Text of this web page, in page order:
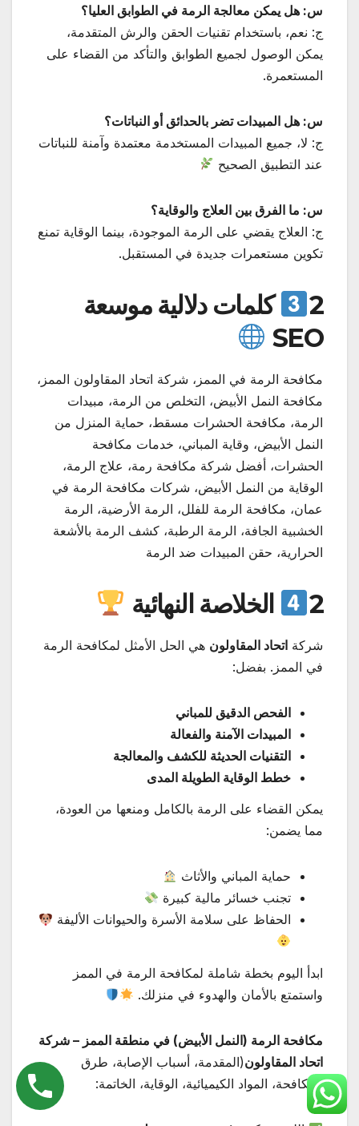
س: هل يمكن معالجة الرمة في الطوابق العليا؟
ج: نعم، باستخدام تقنيات الحقن والرش المتقدمة،
يمكن الوصول لجميع الطوابق والتأكد من القضاء على
المستعمرة.
س: هل المبيدات تضر بالحدائق أو النباتات؟
ج: لا، جميع المبيدات المستخدمة معتمدة وآمنة للنباتات
عند التطبيق الصحيح
س: ما الفرق بين العلاج والوقاية؟
ج: العلاج يقضي على الرمة الموجودة، بينما الوقاية تمنع
تكوين مستعمرات جديدة في المستقبل.
2
كلمات دلالية موسعة
SEO
مكافحة الرمة في الممز، شركة اتحاد المقاولون الممز،
مكافحة النمل الأبيض، التخلص من الرمة، مبيدات
الرمة، مكافحة الحشرات مسقط، حماية المنزل من
النمل الأبيض، وقاية المباني، خدمات مكافحة
الحشرات، أفضل شركة مكافحة رمة، علاج الرمة،
الوقاية من النمل الأبيض، شركات مكافحة الرمة في
عمان، مكافحة الرمة للفلل، الرمة الأرضية، الرمة
الخشبية الجافة، الرمة الرطبة، كشف الرمة بالأشعة
الحرارية، حقن المبيدات ضد الرمة
2 الخلاصة النهائية
شركة اتحاد المقاولون هي الحل الأمثل لمكافحة الرمة
في الممز. بفضل:
الفحص الدقيق للمباني
المبيدات الآمنة والفعالة
التقنيات الحديثة للكشف والمعالجة
خطط الوقاية الطويلة المدى
يمكن القضاء على الرمة بالكامل ومنعها من العودة،
مما يضمن:
حماية المباني والأثاث
تجنب خسائر مالية كبيرة
الحفاظ على سلامة الأسرة والحيوانات الأليفة
ابدأ اليوم بخطة شاملة لمكافحة الرمة في الممز
واستمتع بالأمان والهدوء في منزلك.
مكافحة الرمة (النمل الأبيض) في منطقة الممز – شركة
اتحاد المقاولون(المقدمة، أسباب الإصابة، طرق
المكافحة، المواد الكيميائية، الوقاية، الخاتمة: